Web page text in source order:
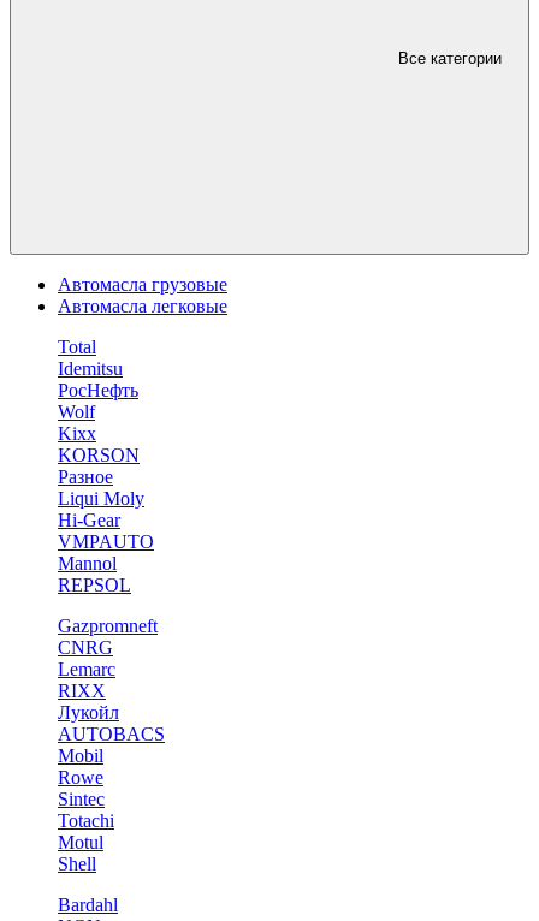
Все категории
Автомасла грузовые
Автомасла легковые
Total
Idemitsu
РосНефть
Wolf
Kixx
KORSON
Разное
Liqui Moly
Hi-Gear
VMPAUTO
Mannol
REPSOL
Gazpromneft
CNRG
Lemarc
RIXX
Лукойл
AUTOBACS
Mobil
Rowe
Sintec
Totachi
Motul
Shell
Bardahl